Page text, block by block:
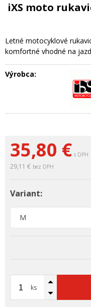
35,80 € s DPH
29,11 € bez DPH
Variant:
M
ks
iXS moto
Letné motocyklové
komfortné vhodné na
Výrobca: